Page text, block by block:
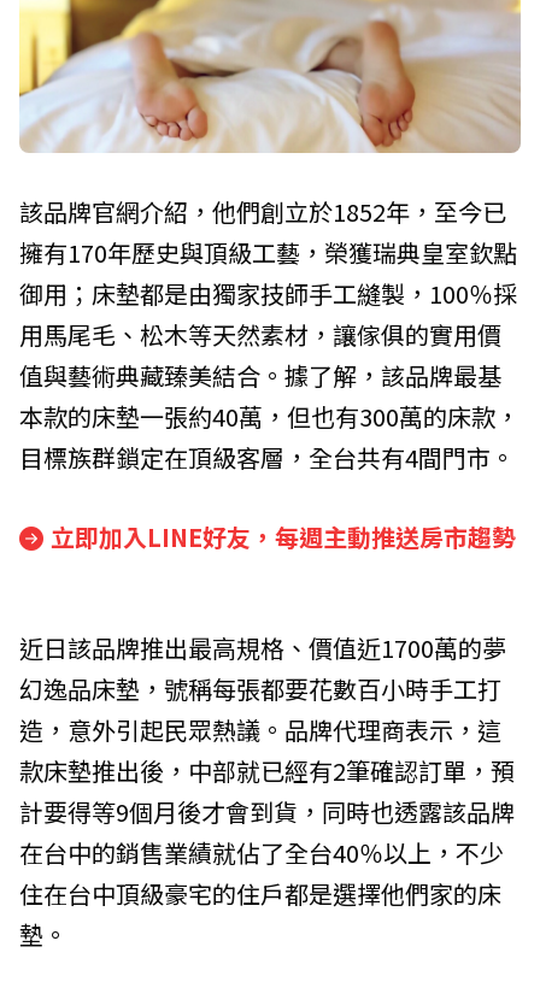
該品牌官網介紹，他們創立於1852年，至今已
擁有170年歷史與頂級工藝，榮獲瑞典皇室欽點
御用；床墊都是由獨家技師手工縫製，100％採
用馬尾毛、松木等天然素材，讓傢俱的實用價
值與藝術典藏臻美結合。據了解，該品牌最基
本款的床墊一張約40萬，但也有300萬的床款，
目標族群鎖定在頂級客層，全台共有4間門市。
立即加入LINE好友，每週主動推送房市趨勢
近日該品牌推出最高規格、價值近1700萬的夢
幻逸品床墊，號稱每張都要花數百小時手工打
造，意外引起民眾熱議。品牌代理商表示，這
款床墊推出後，中部就已經有2筆確認訂單，預
計要得等9個月後才會到貨，同時也透露該品牌
在台中的銷售業績就佔了全台40％以上，不少
住在台中頂級豪宅的住戶都是選擇他們家的床
墊。